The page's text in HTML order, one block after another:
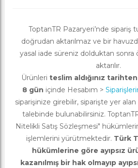
ToptanTR Pazaryeri’nde sipariş
doğrudan aktarılmaz ve bir
yasal iade süreniz dolduktan sonra
aktarılır.
Ürünleri teslim aldığınız
8 gün içinde Hesabım >
siparişinize girebilir, siparişte yer
talebinde bulunabilirsiniz.
Nitelikli Satış Sözleşmesi"
işlemlerini yürütmektedir. Türk
hükümlerine göre ayıpsız
kazanılmış bir hak olmayıp